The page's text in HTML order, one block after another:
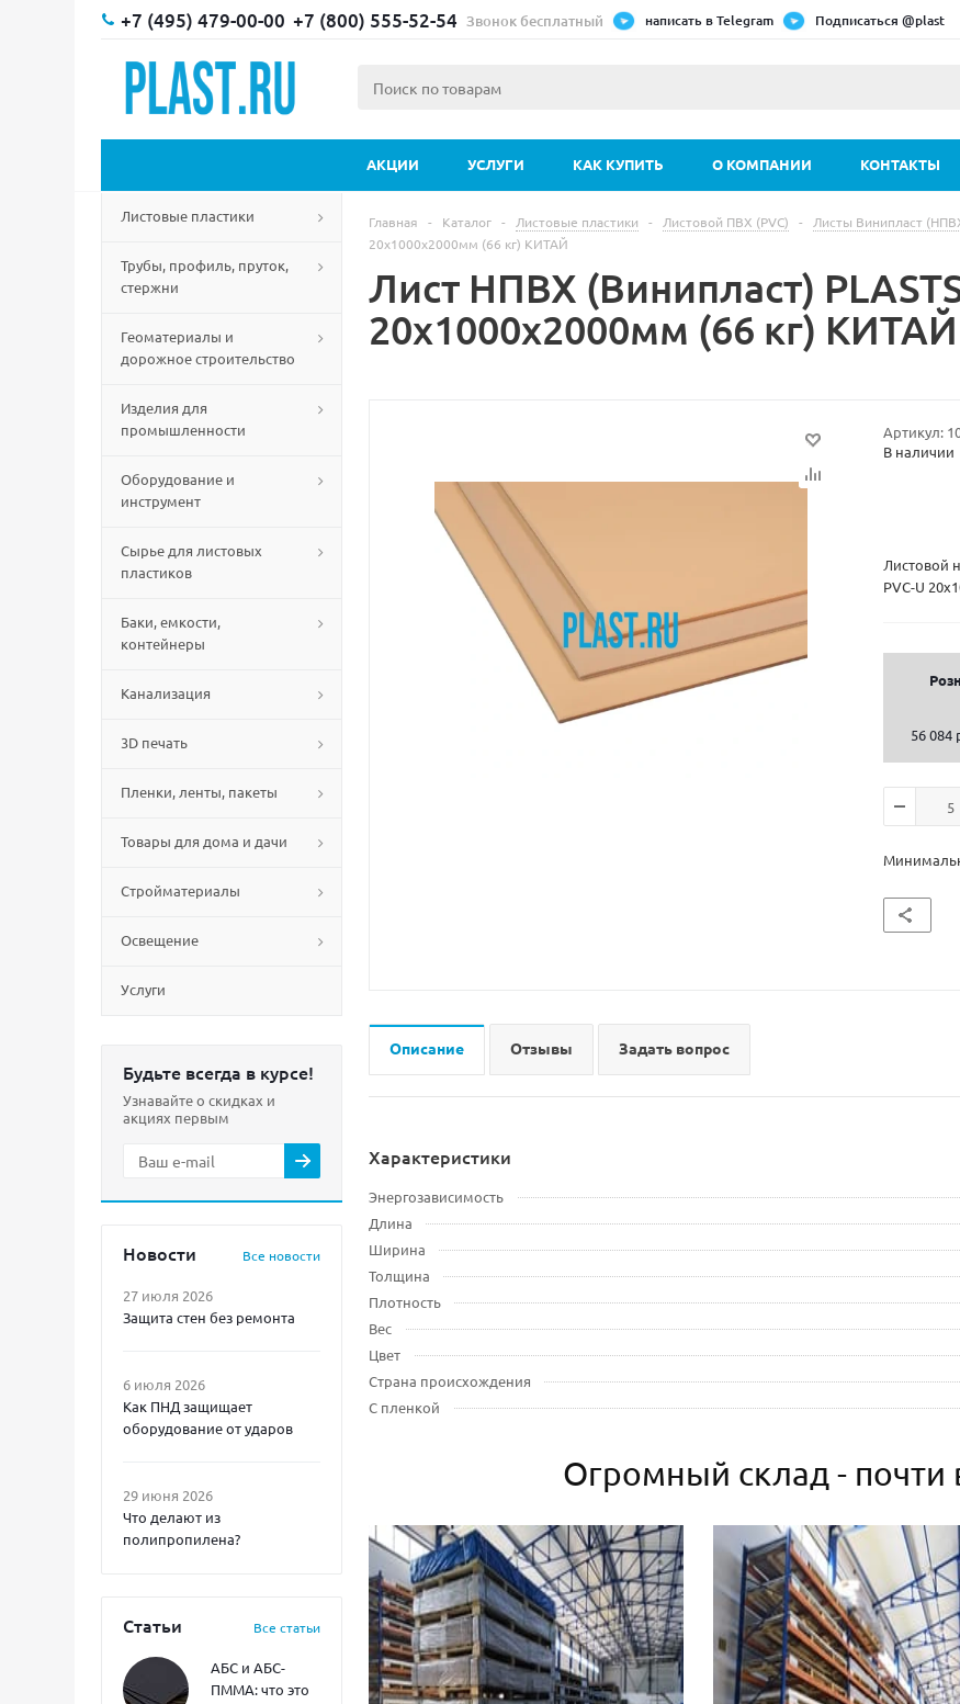
+7 (495) 479-00-00 +7 (800) 555-52-54 Звонок бесплатный написать в Telegram Подписаться @plast
АКЦИИ УСЛУГИ КАК КУПИТЬ О КОМПАНИИ КОНТАКТЫ
Листовые пластики
Трубы, профиль, пруток,
стержни
Геоматериалы и
дорожное строительство
Изделия для
промышленности
Оборудование и
инструмент
Сырье для листовых
пластиков
Баки, емкости,
контейнеры
Канализация
3D печать
Пленки, ленты, пакеты
Товары для дома и дачи
Стройматериалы
Освещение
Услуги
Будьте всегда в курсе!
Узнавайте о скидках и
акциях первым
Новости Все новости
27 июля 2026
Защита стен без ремонта
6 июля 2026
Как ПНД защищает
оборудование от ударов
29 июня 2026
Что делают из
полипропилена?
Статьи Все статьи
АБС и АБС-
ПММА: что это
Главная - Каталог - Листовые пластики - Листовой ПВХ (PVC) - Листы Винипласт
20х1000х2000мм (66 кг) КИТАЙ
Лист НПВХ (Винипласт)
20х1000х2000мм (66 кг) КИТАЙ
Артикул:
В наличии
Листовой
PVC-U
56 084
Описание Отзывы Задать вопрос
Характеристики
Энергозависимость
Длина
Ширина
Толщина
Плотность
Вес
Цвет
Страна происхождения
С пленкой
Огромный склад - почти